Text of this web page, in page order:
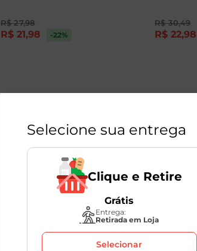
R$ 27,98
R$ 21,98 -22%
R$ 30,49
R$ 22,98
Selecione sua entrega
Clique e Retire
Grátis
Entrega:
Retirada em Loja
Selecionar